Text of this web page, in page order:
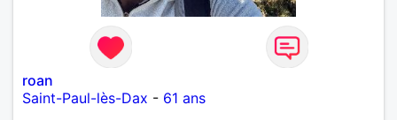
roan
Saint-Paul-lès-Dax - 61 ans